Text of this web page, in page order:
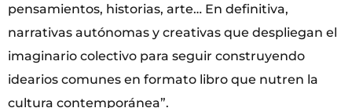
pensamientos, historias, arte… En definitiva,
narrativas autónomas y creativas que despliegan el
imaginario colectivo para seguir construyendo
idearios comunes en formato libro que nutren la
cultura contemporánea”.